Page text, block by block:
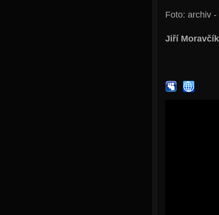
Foto: archiv
Jiří Moravčík